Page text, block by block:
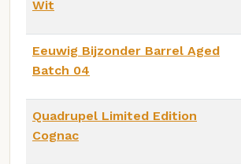
Wit
Eeuwig Bijzonder Barrel Aged
Batch 04
Quadrupel Limited Edition
Cognac